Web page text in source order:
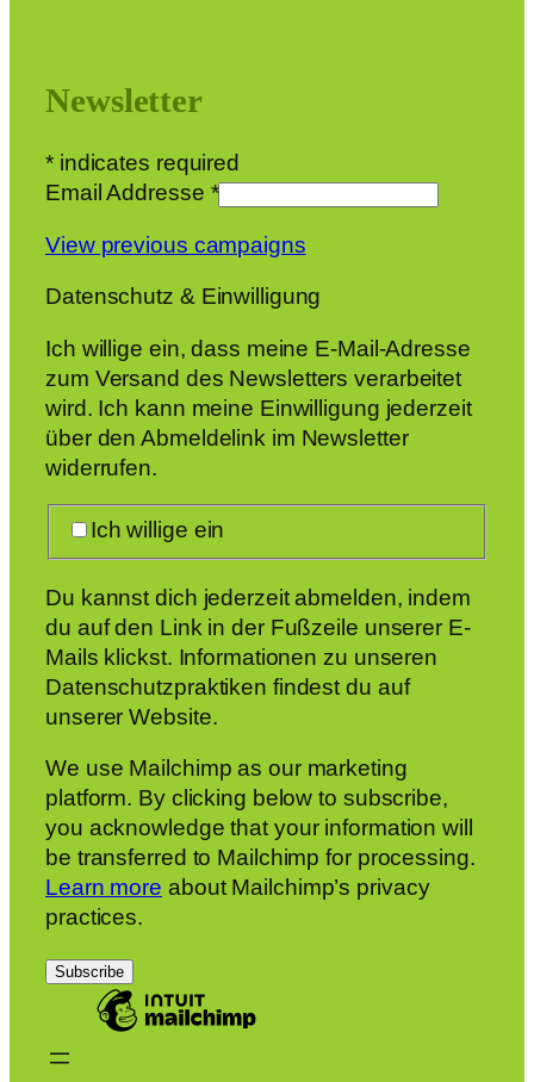
Newsletter
*indicates required
Email Addresse *
View previous campaigns
Datenschutz & Einwilligung
Ich willige ein, dass meine E-Mail-Adresse
zum Versand des Newsletters verarbeitet
wird. Ich kann meine Einwilligung jederzeit
über den Abmeldelink im Newsletter
widerrufen.
Ich willige ein
Du kannst dich jederzeit abmelden, indem
du auf den Link in der Fußzeile unserer E-
Mails klickst. Informationen zu unseren
Datenschutzpraktiken findest du auf
unserer Website.
We use Mailchimp as our marketing
platform. By clicking below to subscribe,
you acknowledge that your information will
be transferred to Mailchimp for processing.
Learn more about Mailchimp’s privacy
practices.